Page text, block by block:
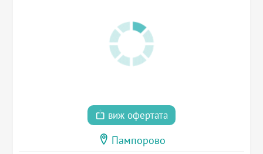
виж офертата
Пампорово